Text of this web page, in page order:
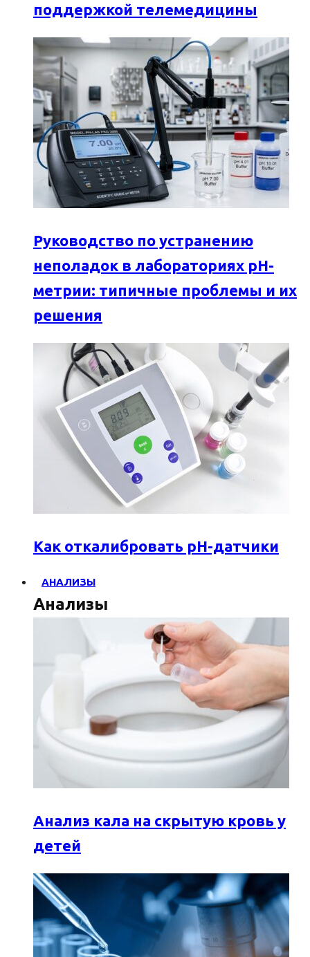
поддержкой телемедицины
Руководство по устранению
неполадок в лабораториях pH-
метрии: типичные проблемы и их
решения
Как откалибровать pH-датчики
АНАЛИЗЫ
Анализы
Анализ кала на скрытую кровь у
детей